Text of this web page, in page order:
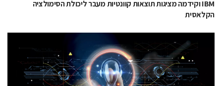
IBM וקידמה מציגות תוצאות קוונטיות מעבר ליכולת הסימולציה
הקלאסית